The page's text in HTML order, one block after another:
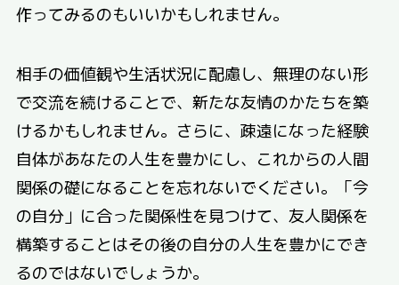
作ってみるのもいいかもしれません。
相手の価値観や生活状況に配慮し、無理のない形
で交流を続けることで、新たな友情のかたちを築
けるかもしれません。さらに、疎遠になった経験
自体があなたの人生を豊かにし、これからの人間
関係の礎になることを忘れないでください。「今
の自分」に合った関係性を見つけて、友人関係を
構築することはその後の自分の人生を豊かにでき
るのではないでしょうか。